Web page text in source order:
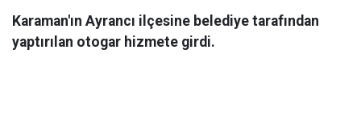
Karaman'ın Ayrancı ilçesine belediye tarafından
yaptırılan otogar hizmete girdi.